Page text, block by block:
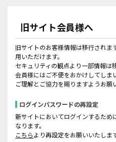
旧サイト会員様へ
旧サイトのお客様情報は移行され
用いただけます。
セキュリティの観点より一部情報は
会員様にはご不便をおかけしてしま
ご理解とご協力を賜りますようお願
ログインパスワードの再設定
新サイトにおいてログインするため
なります。
こちらより再設定をお願いいたします